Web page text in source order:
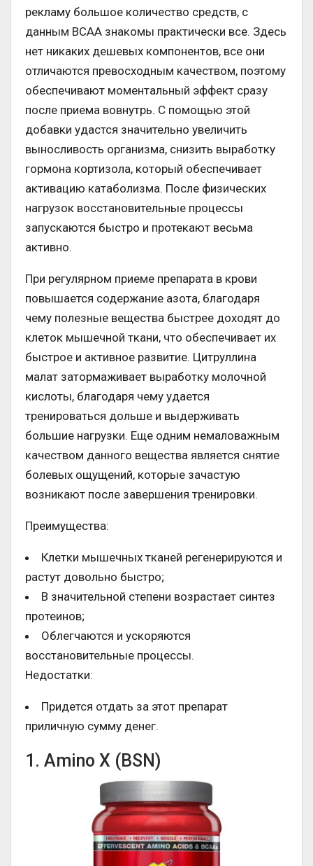
рекламу большое количество средств, с
данным ВСАА знакомы практически все. Здесь
нет никаких дешевых компонентов, все они
отличаются превосходным качеством, поэтому
обеспечивают моментальный эффект сразу
после приема вовнутрь. С помощью этой
добавки удастся значительно увеличить
выносливость организма, снизить выработку
гормона кортизола, который обеспечивает
активацию катаболизма. После физических
нагрузок восстановительные процессы
запускаются быстро и протекают весьма
активно.
При регулярном приеме препарата в крови
повышается содержание азота, благодаря
чему полезные вещества быстрее доходят до
клеток мышечной ткани, что обеспечивает их
быстрое и активное развитие. Цитруллина
малат затормаживает выработку молочной
кислоты, благодаря чему удается
тренироваться дольше и выдерживать
большие нагрузки. Еще одним немаловажным
качеством данного вещества является снятие
болевых ощущений, которые зачастую
возникают после завершения тренировки.
Преимущества:
Клетки мышечных тканей регенерируются и
растут довольно быстро;
В значительной степени возрастает синтез
протеинов;
Облегчаются и ускоряются
восстановительные процессы.
Недостатки:
Придется отдать за этот препарат
приличную сумму денег.
1. Amino X (BSN)